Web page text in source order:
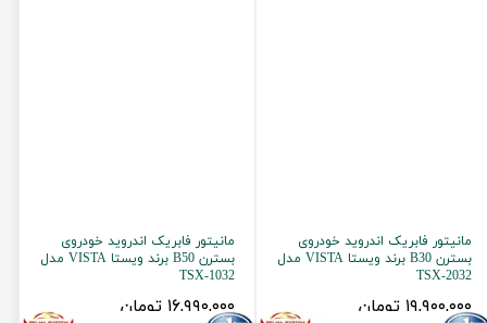
مانیتور فابریک اندروید خودروی
بسترن B30 برند ویستا VISTA مدل
TSX-2032
۱۹,۹۰۰,۰۰۰ تومان
مانیتور فابریک اندروید خودروی
بسترن B50 برند ویستا VISTA مدل
TSX-1032
۱۶,۹۹۰,۰۰۰ تومان